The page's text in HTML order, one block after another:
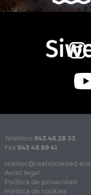
Teléfono 943 46 28 33
Fax 943 45 89 41
realsoc@realsociedad.eus
Aviso legal
Política de privacidad
Política de cookies